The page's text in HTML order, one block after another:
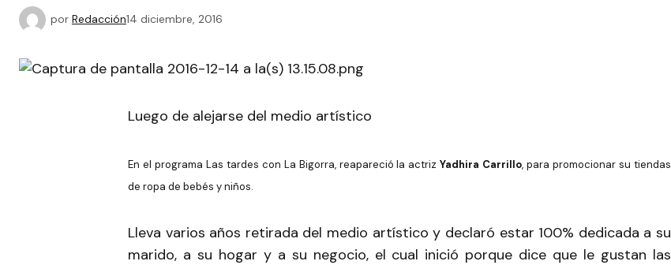
por Redacción14 diciembre, 2016
Luego de alejarse del medio artístico
En el programa Las tardes con La Bigorra, reapareció la actrizYadhira Carrillo, para promocionar su tiendas
de ropa de bebés y niños.
Lleva varios años retirada del medio artístico y declaró estar 100% dedicada a su
marido, a su hogar y a su negocio, el cual inició porque dice que le gustan las